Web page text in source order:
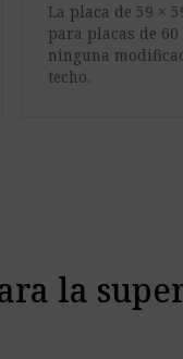
La placa de 59 ×
para placas de
ninguna
techo.
la